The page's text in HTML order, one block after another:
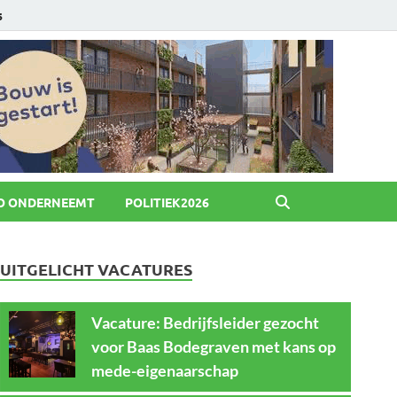
ONDERNEEMT POLITIEK2026
UITGELICHT VACATURES
Vacature: Bedrijfsleider gezocht
voor Baas Bodegraven met kans op
mede-eigenaarschap